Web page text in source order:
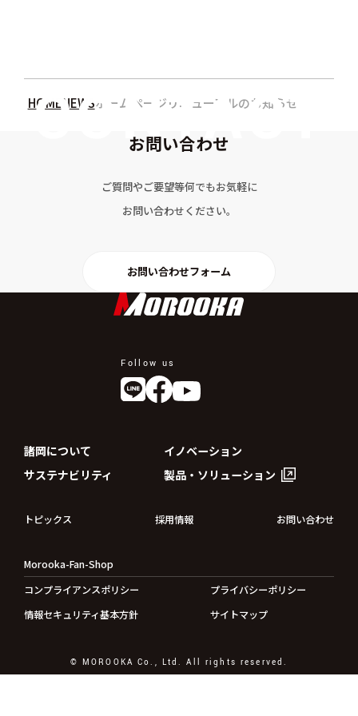
HOMENEWSホームページリニューアルのお知らせ
お問い合わせ
ご質問やご要望等何でもお気軽に
お問い合わせください。
お問い合わせフォーム
Follow us
諸岡について
イノベーション
サステナビリティ
製品・ソリューション
トピックス 採用情報 お問い合わせ
Morooka-Fan-Shop
コンプライアンスポリシー
プライバシーポリシー
情報セキュリティ基本方針
サイトマップ
© MOROOKA Co., Ltd. All rights reserved.